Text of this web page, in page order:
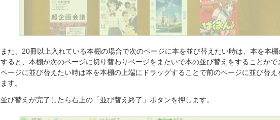
また、20冊以上入れている本棚の場合で次のページに本を並び替えたい時は、本を本
すると、本棚が次のページに切り替わりページをまたいで本の並び替えをすることがで
ページに並び替えたい時は本を本棚の上端にドラッグすることで前のページに並び替え
ます。
並び替えが完了したら右上の「並び替え終了」ボタンを押します。